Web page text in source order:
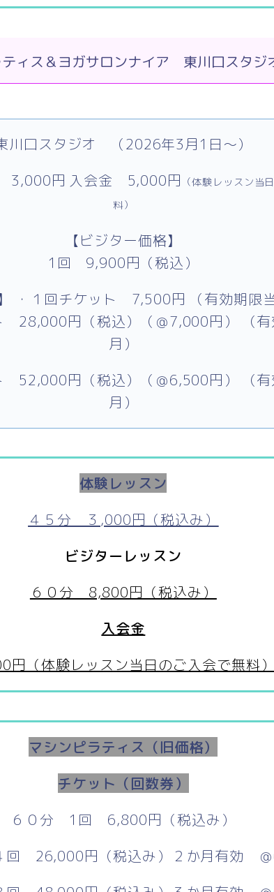
ティス＆ヨガサロンナイア 東川口スタ
川口スタジオ （2026年3月1日～）
3,000円 入会金 5,000円 （体験レッスン当
料）
【ビジター価格】
1回 9,900円（税込）
・１回チケット 7,500円 （有効期限
28,000円（税込）（＠7,000円） （有
月）
52,000円（税込）（＠6,500円） （有
月）
体験レッスン
４５分 ３,000円（税込み）
ビジターレッスン
６０分 8,800円（税込み）
入会金
円（体験レッスン当日のご入会で無料）
マシンピラティス（旧価格）
チケット（回数券）
６０分 1回 6,800円（税込み）
回 26,000円（税込み）２か月有効